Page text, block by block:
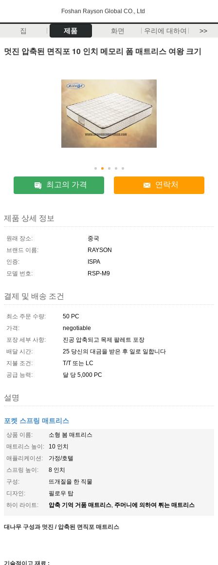
Foshan Rayson Global CO., Ltd
집 제품 화면 우리에 대하여 >>
멋진 압축된 면직포 10 인치 메모리 폼 매트리스 여왕 크기
최고의 가격 연락처
제품 상세 정보
원래 장소:
중국
브랜드 이름:
RAYSON
인증:
ISPA
모델 번호:
RSP-M9
결제 및 배송 조건
최소 주문 수량:
50 PC
가격:
negotiable
포장 세부 사항:
진공 압축되고 목제 팔레트 포장
배달 시간:
25 당신의 대금을 받은 후 일로 일합니다
지불 조건:
T/T 또는 LC
공급 능력:
달 당 5,000 PC
설명
포켓 스프링 매트리스
상품 이름:
소형 봄 매트리스
매트리스 높이:
10 인치
애플리케이션:
가정/호텔
스프링 높이:
8 인치
구성:
뜨개질을 한 직물
디자인:
필로우 탑
하이 라이트:
압축 기억 거품 매트리스, 주머니에 의하여 튀는 매트리스
대나무 구성과 멋진 / 압축된 면직포 매트리스
기술적이고 재료 :